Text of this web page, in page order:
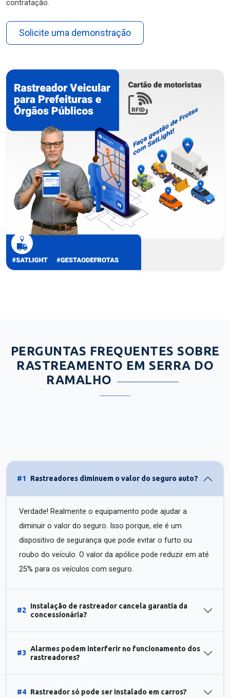
contratação.
Solicite uma demonstração
PERGUNTAS FREQUENTES SOBRE
RASTREAMENTO EM SERRA DO
RAMALHO
#1 Rastreadores diminuem o valor do seguro auto?
Verdade! Realmente o equipamento pode ajudar a
diminuir o valor do seguro. Isso porque, ele é um
dispositivo de segurança que pode evitar o furto ou
roubo do veículo. O valor da apólice pode reduzir em até
25% para os veículos com seguro.
#2
Instalação de rastreador cancela garantia da
concessionária?
#3
Alarmes podem interferir no funcionamento dos
rastreadores?
#4 Rastreador só pode ser instalado em carros?